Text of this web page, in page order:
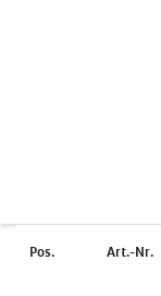
Pos. Art.-Nr.